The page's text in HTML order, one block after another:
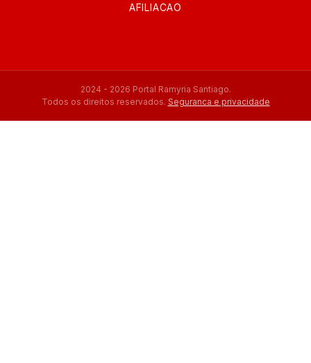
AFILIACAO
2024 - 2026 Portal Ramyria Santiago.
Todos os direitos reservados. Seguranca e privacidade